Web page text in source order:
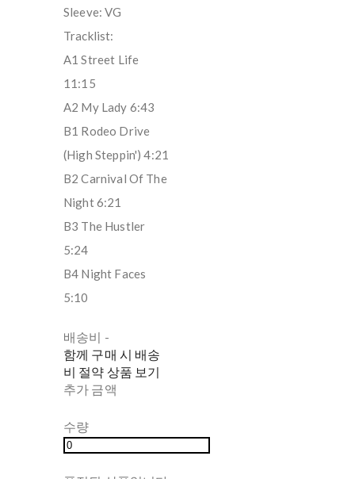
Sleeve: VG
Tracklist:
A1 Street Life
11:15
A2 My Lady 6:43
B1 Rodeo Drive
(High Steppin') 4:21
B2 Carnival Of The
Night 6:21
B3 The Hustler
5:24
B4 Night Faces
5:10
배송비 -
함께 구매 시 배송
비 절약 상품 보기
추가 금액
수량